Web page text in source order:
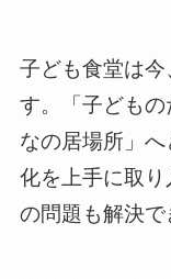
子ども食堂は
す。「子ども
なの居場所」
化を上手に取
の問題も解決で